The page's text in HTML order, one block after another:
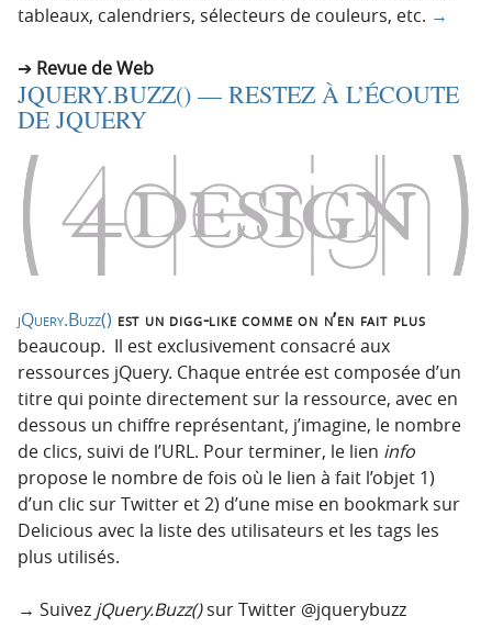
tableaux, calendriers, sélecteurs de couleurs, etc. →
Revue de Web
JQUERY.BUZZ() — RESTEZ À L’ÉCOUTE
DE JQUERY
jQuery.Buzz() est un digg-like comme on n’en fait plus
beaucoup. Il est exclusivement consacré aux
ressources jQuery. Chaque entrée est composée d’un
titre qui pointe directement sur la ressource, avec en
dessous un chiffre représentant, j’imagine, le nombre
de clics, suivi de l’URL. Pour terminer, le lien info
propose le nombre de fois où le lien à fait l’objet 1)
d’un clic sur Twitter et 2) d’une mise en bookmark sur
Delicious avec la liste des utilisateurs et les tags les
plus utilisés.
→ Suivez jQuery.Buzz()sur Twitter @jquerybuzz